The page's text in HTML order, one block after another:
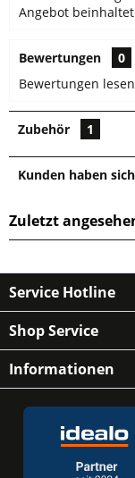
Angebot
Bewertungen
0
Bewertungen
Zubehör 1
Kunden haben
Zuletzt
Service Hotline
Shop Service
Informationen